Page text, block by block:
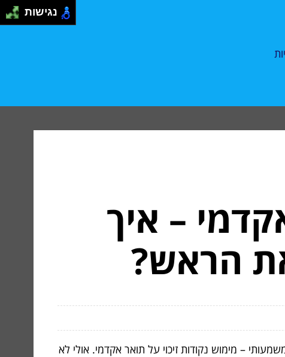
– איך
הראש?
– מימוש נקודות זיכוי על תואר אקדמי. אולי לא
נגישות